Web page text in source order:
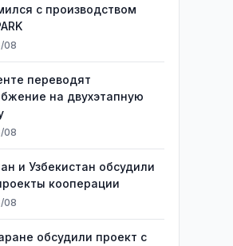
с производством
08
переводят
на двухэтапную
08
и Узбекистан обсудили
кооперации
08
обсудили проект с